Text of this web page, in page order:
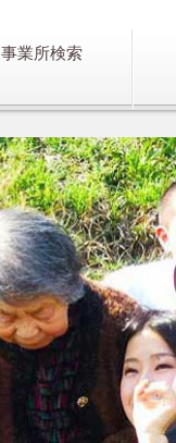
事業所検索